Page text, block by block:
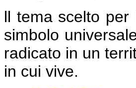
ll tema scelto per
simbolo
radicato in un
in cui vive.